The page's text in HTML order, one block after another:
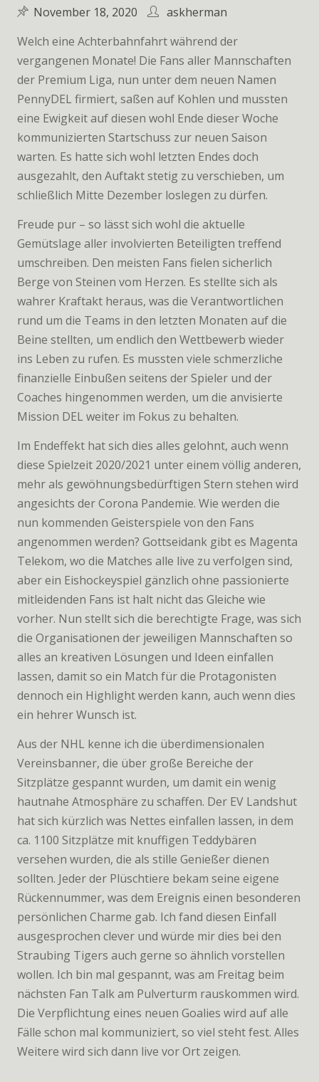
November 18, 2020
askherman
Welch eine Achterbahnfahrt während der
vergangenen Monate! Die Fans aller Mannschaften
der Premium Liga, nun unter dem neuen Namen
PennyDEL firmiert, saßen auf Kohlen und mussten
eine Ewigkeit auf diesen wohl Ende dieser Woche
kommunizierten Startschuss zur neuen Saison
warten. Es hatte sich wohl letzten Endes doch
ausgezahlt, den Auftakt stetig zu verschieben, um
schließlich Mitte Dezember loslegen zu dürfen.
Freude pur – so lässt sich wohl die aktuelle
Gemütslage aller involvierten Beteiligten treffend
umschreiben. Den meisten Fans fielen sicherlich
Berge von Steinen vom Herzen. Es stellte sich als
wahrer Kraftakt heraus, was die Verantwortlichen
rund um die Teams in den letzten Monaten auf die
Beine stellten, um endlich den Wettbewerb wieder
ins Leben zu rufen. Es mussten viele schmerzliche
finanzielle Einbußen seitens der Spieler und der
Coaches hingenommen werden, um die anvisierte
Mission DEL weiter im Fokus zu behalten.
Im Endeffekt hat sich dies alles gelohnt, auch wenn
diese Spielzeit 2020/2021 unter einem völlig anderen,
mehr als gewöhnungsbedürftigen Stern stehen wird
angesichts der Corona Pandemie. Wie werden die
nun kommenden Geisterspiele von den Fans
angenommen werden? Gottseidank gibt es Magenta
Telekom, wo die Matches alle live zu verfolgen sind,
aber ein Eishockeyspiel gänzlich ohne passionierte
mitleidenden Fans ist halt nicht das Gleiche wie
vorher. Nun stellt sich die berechtigte Frage, was sich
die Organisationen der jeweiligen Mannschaften so
alles an kreativen Lösungen und Ideen einfallen
lassen, damit so ein Match für die Protagonisten
dennoch ein Highlight werden kann, auch wenn dies
ein hehrer Wunsch ist.
Aus der NHL kenne ich die überdimensionalen
Vereinsbanner, die über große Bereiche der
Sitzplätze gespannt wurden, um damit ein wenig
hautnahe Atmosphäre zu schaffen. Der EV Landshut
hat sich kürzlich was Nettes einfallen lassen, in dem
ca. 1100 Sitzplätze mit knuffigen Teddybären
versehen wurden, die als stille Genießer dienen
sollten. Jeder der Plüschtiere bekam seine eigene
Rückennummer, was dem Ereignis einen besonderen
persönlichen Charme gab. Ich fand diesen Einfall
ausgesprochen clever und würde mir dies bei den
Straubing Tigers auch gerne so ähnlich vorstellen
wollen. Ich bin mal gespannt, was am Freitag beim
nächsten Fan Talk am Pulverturm rauskommen wird.
Die Verpflichtung eines neuen Goalies wird auf alle
Fälle schon mal kommuniziert, so viel steht fest. Alles
Weitere wird sich dann live vor Ort zeigen.